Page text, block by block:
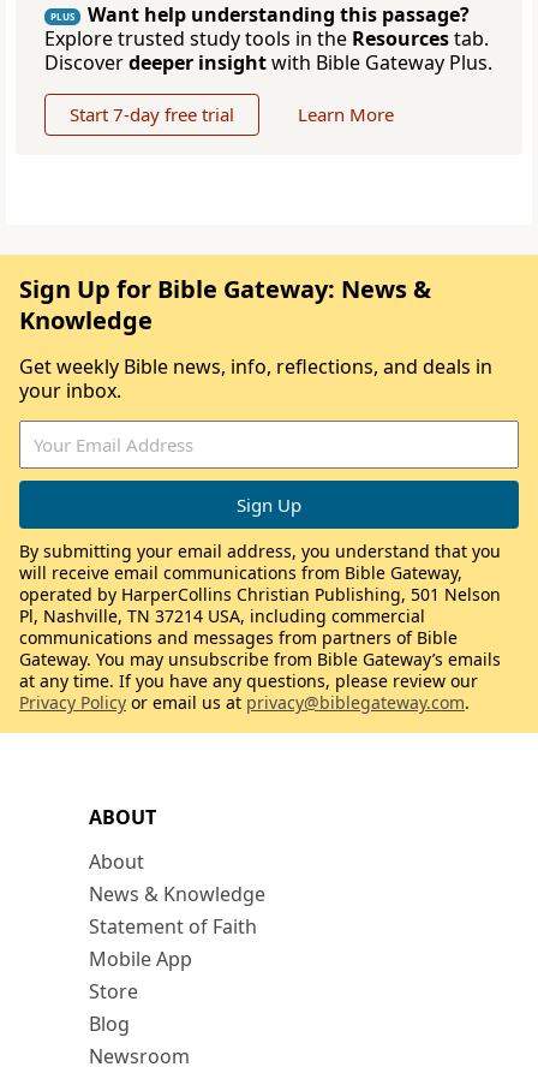
PLUS
Want help understanding this passage?
Explore trusted study tools in the Resourcestab.
Discoverdeeper insightwith Bible Gateway Plus.
Start 7-day free trial Learn More
ABOUT
About
News & Knowledge
Statement of Faith
Mobile App
Store
Blog
Newsroom
Sign Up for Bible Gateway: News &
Knowledge
Get weekly Bible news, info, reflections, and deals in
your inbox.
By submitting your email address, you understand that you
will receive email communications from Bible Gateway,
operated by HarperCollins Christian Publishing, 501 Nelson
Pl, Nashville, TN 37214 USA, including commercial
communications and messages from partners of Bible
Gateway. You may unsubscribe from Bible Gateway’s emails
at any time. If you have any questions, please review our
Privacy Policy or email us at privacy@biblegateway.com.